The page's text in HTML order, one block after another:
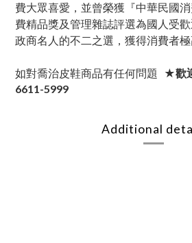
費大眾喜愛，並曾榮獲『中華民國
費精品獎及管理雜誌評選為國人受
政商名人的不二之選，獲得消費者極
如對喬治皮鞋商品有任何問題
★歡
6611-5999
Additional